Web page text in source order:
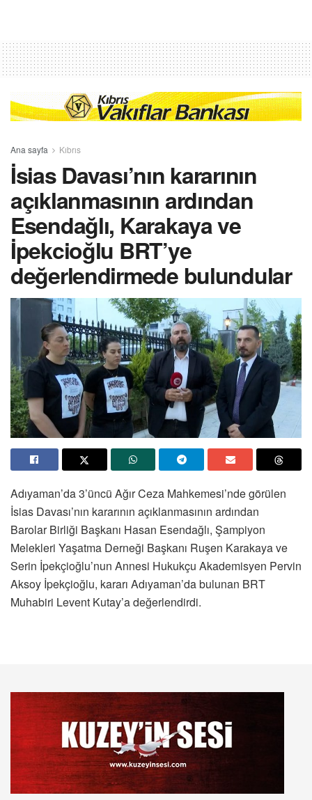
Ana sayfa Kıbrıs
İsias Davası’nın kararının
açıklanmasının ardından
Esendağlı, Karakaya ve
İpekcioğlu BRT’ye
değerlendirmede bulundular
Adıyaman’da 3’üncü Ağır Ceza Mahkemesi’nde görülen
İsias Davası’nın kararının açıklanmasının ardından
Barolar Birliği Başkanı Hasan Esendağlı, Şampiyon
Melekleri Yaşatma Derneği Başkanı Ruşen Karakaya ve
Serin İpekçioğlu’nun Annesi Hukukçu Akademisyen Pervin
Aksoy İpekçioğlu, kararı Adıyaman’da bulunan BRT
Muhabiri Levent Kutay’a değerlendirdi.